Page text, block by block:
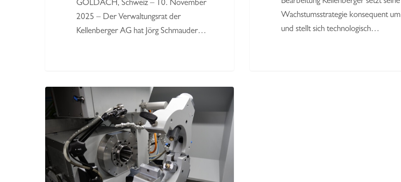
GOLDACH, Schweiz – 10. November
2025 – Der Verwaltungsrat der
Kellenberger AG hat Jörg Schmauder…
Wachstumsstrategie konsequent um
und stellt sich technologisch…
Innenschleifen
von
Polygonaufnahmen
das
„µ“
spalten